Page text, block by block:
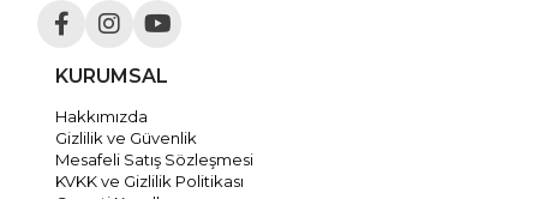
KURUMSAL
Hakkımızda
Gizlilik ve Güvenlik
Mesafeli Satış Sözleşmesi
KVKK ve Gizlilik Politikası